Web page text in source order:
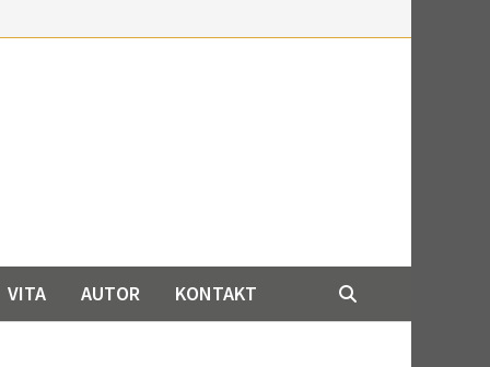
VITA AUTOR KONTAKT